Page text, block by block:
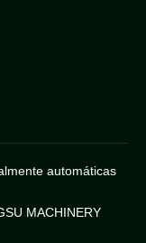
automáticas
MACHINERY